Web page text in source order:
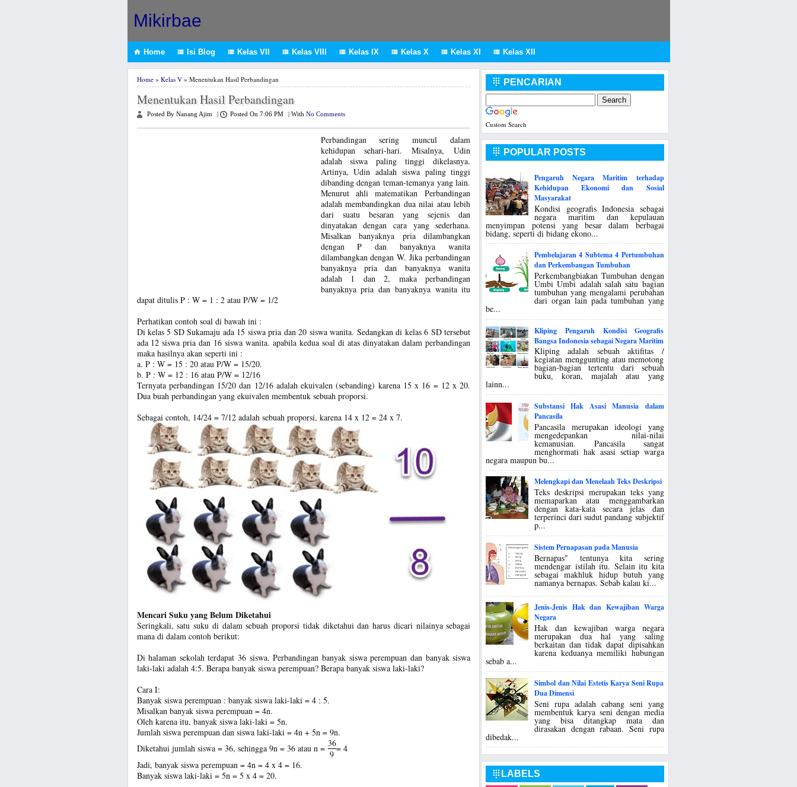
Mikirbae
 Home  Isi Blog  Kelas VII  Kelas VIII  Kelas IX  Kelas X  Kelas XI  Kelas XII
Home» Kelas V» Menentukan Hasil Perbandingan
Menentukan Hasil Perbandingan
Posted By Nanang Ajim Posted On 7:06 PM With No Comments
Perbandingan sering muncul dalam
kehidupan sehari-hari. Misalnya, Udin
adalah siswa paling tinggi dikelasnya.
Artinya, Udin adalah siswa paling tinggi
dibanding dengan teman-temanya yang lain.
Menurut ahli matematikan Perbandingan
adalah membandingkan dua nilai atau lebih
dari suatu besaran yang sejenis dan
dinyatakan dengan cara yang sederhana.
Misalkan banyaknya pria dilambangkan
dengan P dan banyaknya wanita
dilambangkan dengan W. Jika perbandingan
banyaknya pria dan banyaknya wanita
adalah 1 dan 2, maka perbandingan
banyaknya pria dan banyaknya wanita itu
dapat ditulis P : W = 1 : 2 atau P/W = 1/2
Perhatikan contoh soal di bawah ini :
Di kelas 5 SD Sukamaju ada 15 siswa pria dan 20 siswa wanita. Sedangkan di kelas 6 SD tersebut
ada 12 siswa pria dan 16 siswa wanita. apabila kedua soal di atas dinyatakan dalam perbandingan
maka hasilnya akan seperti ini :
a. P : W = 15 : 20 atau P/W = 15/20.
b. P : W = 12 : 16 atau P/W = 12/16
Ternyata perbandingan 15/20 dan 12/16 adalah ekuivalen (sebanding) karena 15 x 16 = 12 x 20.
Dua buah perbandingan yang ekuivalen membentuk sebuah proporsi.
Sebagai contoh, 14/24 = 7/12 adalah sebuah proporsi, karena 14 x 12 = 24 x 7.
Mencari Suku yang Belum Diketahui
Seringkali, satu suku di dalam sebuah proporsi tidak diketahui dan harus dicari nilainya sebagai
mana di dalam contoh berikut:
Di halaman sekolah terdapat 36 siswa. Perbandingan banyak siswa perempuan dan banyak siswa
laki-laki adalah 4:5. Berapa banyak siswa perempuan? Berapa banyak siswa laki-laki?
Cara I:
Banyak siswa perempuan : banyak siswa laki-laki = 4 : 5.
Misalkan banyak siswa perempuan = 4n.
Oleh karena itu, banyak siswa laki-laki = 5n.
Jumlah siswa perempuan dan siswa laki-laki = 4n + 5n = 9n.
Diketahui jumlah siswa = 36, sehingga 9n = 36 atau n = 36= 4
9
Jadi, banyak siswa perempuan = 4n = 4 x 4 = 16.
Banyak siswa laki-laki = 5n = 5 x 4 = 20.
 PENCARIAN
Custom Search
 POPULAR POSTS
Pengaruh Negara Maritim terhadap
Kehidupan Ekonomi dan Sosial
Masyarakat
Kondisi geografis Indonesia sebagai
negara maritim dan kepulauan
menyimpan potensi yang besar dalam berbagai
bidang, seperti di bidang ekono...
Pembelajaran 4 Subtema 4 Pertumbuhan
dan Perkembangan Tumbuhan
Perkembangbiakan Tumbuhan dengan
Umbi Umbi adalah salah satu bagian
tumbuhan yang mengalami perubahan
dari organ lain pada tumbuhan yang
be...
Kliping Pengaruh Kondisi Geografis
Bangsa Indonesia sebagai Negara Maritim
Kliping adalah sebuah aktifitas /
kegiatan menggunting atau memotong
bagian-bagian tertentu dari sebuah
buku, koran, majalah atau yang
lainn...
Substansi Hak Asasi Manusia dalam
Pancasila
Pancasila merupakan ideologi yang
mengedepankan nilai-nilai
kemanusian. Pancasila sangat
menghormati hak asasi setiap warga
negara maupun bu...
Melengkapi dan Menelaah Teks Deskripsi
Teks deskripsi merupakan teks yang
memaparkan atau menggambarkan
dengan kata-kata secara jelas dan
terperinci dari sudut pandang subjektif
p...
Sistem Pernapasan pada Manusia
Bernapas" tentunya kita sering
mendengar istilah itu. Selain itu kita
sebagai makhluk hidup butuh yang
namanya bernapas. Sebab kalau ki...
Jenis-Jenis Hak dan Kewajiban Warga
Negara
Hak dan kewajiban warga negara
merupakan dua hal yang saling
berkaitan dan tidak dapat dipisahkan
karena keduanya memiliki hubungan
sebab a...
Simbol dan Nilai Estetis Karya Seni Rupa
Dua Dimensi
Seni rupa adalah cabang seni yang
membentuk karya seni dengan media
yang bisa ditangkap mata dan
dirasakan dengan rabaan. Seni rupa
dibedak...
 LABELS